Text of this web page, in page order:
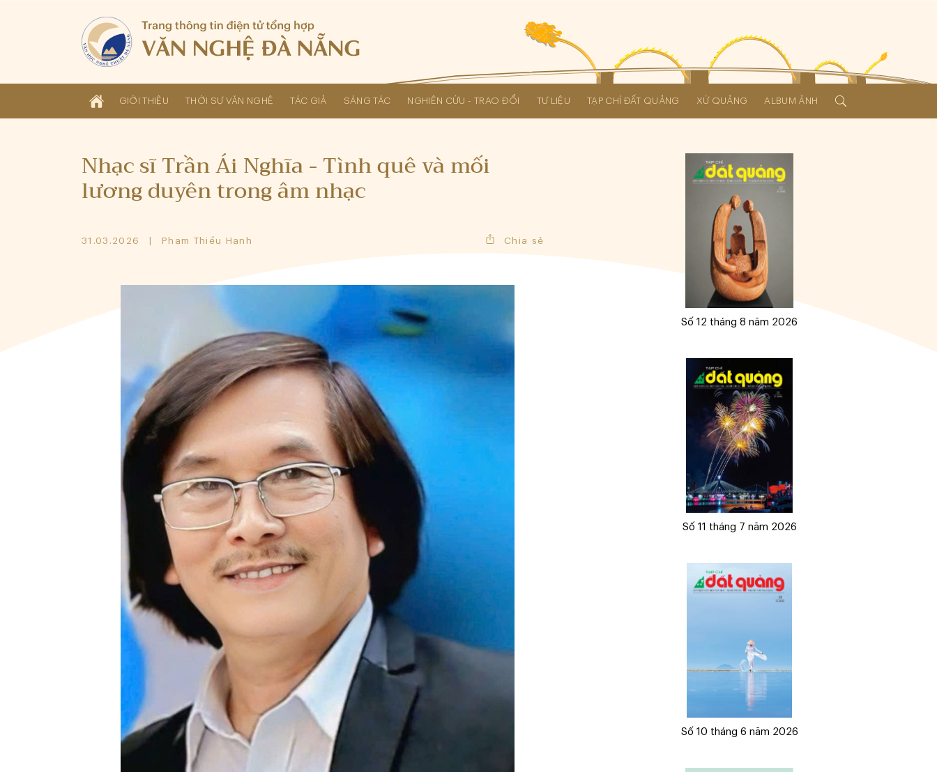
GIỚI THIỆU THỜI SỰ VĂN NGHỆ TÁC GIẢ SÁNG TÁC NGHIÊN CỨU - TRAO ĐỔI TƯ LIỆU TẠP CHÍ ĐẤT QUẢNG XỨ QUẢNG ALBUM ẢNH
Nhạc sĩ Trần Ái Nghĩa - Tình quê và mối
lương duyên trong âm nhạc
31.03.2026 Phạm Thiều Hạnh Chia sẻ
Số 12 tháng 8 năm 2026
Số 11 tháng 7 năm 2026
Số 10 tháng 6 năm 2026